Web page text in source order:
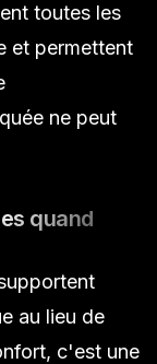
toutes les
et permettent
ne peut
quand
au lieu de
c'est une